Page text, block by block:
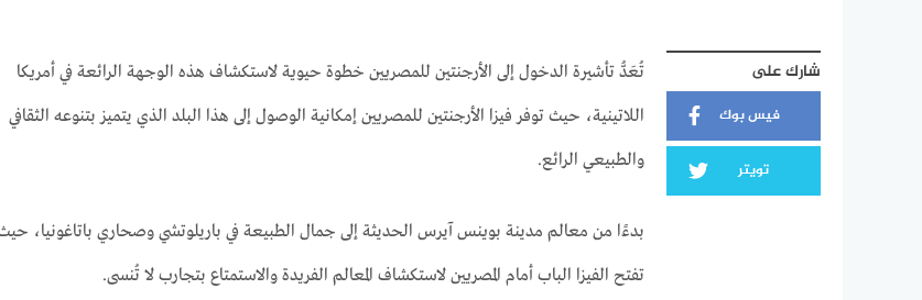
شارك على
فيس بوك
تويتر
تُعَدُّ تأشيرة الدخول إلى الأرجنتين للمصريين خطوة حيوية لاستكشاف هذه الوجهة الرائعة في أمريكا
اللاتينية، حيث توفر فيزا الأرجنتين للمصريين إمكانية الوصول إلى هذا البلد الذي يتميز بتنوعه الثقافي
والطبيعي الرائع.
بدءًا من معالم مدينة بوينس آيرس الحديثة إلى جمال الطبيعة في باريلوتشي وصحاري باتاغونيا،
تفتح الفيزا الباب أمام المصريين لاستكشاف المعالم الفريدة والاستمتاع بتجارب لا تُنسى.